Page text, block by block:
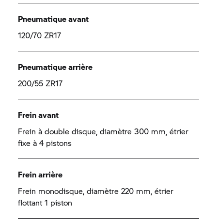
Pneumatique avant
120/70 ZR17
Pneumatique arrière
200/55 ZR17
Frein avant
Frein à double disque, diamètre 300 mm, étrier
fixe à 4 pistons
Frein arrière
Frein monodisque, diamètre 220 mm, étrier
flottant 1 piston